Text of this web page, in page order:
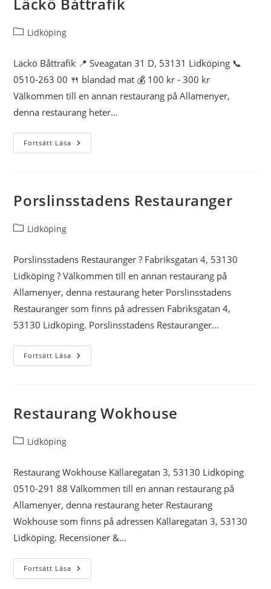
Inn
Restaurang Älven
Hammarö Pizzeria & Grill
Pizzeria
Snitths Hantverksbageri
Josefs Vägkrog och
Pizzeria
Restaurang Chili
Pizza House
Pizzeria Vänge
Inläggskategori:
Lidköping
Läckö Båttrafik 📍 Sveagatan 31 D, 53131 Lidköping 📞
0510-263 00 🍴 blandad mat 💰 100 kr - 300 kr
Välkommen till en annan restaurang på Allamenyer,
denna restaurang heter…
Fortsätt Läsa Läckö
Båttrafik
Porslinsstadens Restauranger
Inläggskategori:
Lidköping
Porslinsstadens Restauranger ? Fabriksgatan 4, 53130
Lidköping ? Välkommen till en annan restaurang på
Allamenyer, denna restaurang heter Porslinsstadens
Restauranger som finns på adressen Fabriksgatan 4,
53130 Lidköping. Porslinsstadens Restauranger…
Fortsätt Läsa Porslinsstadens
Restauranger
Restaurang Wokhouse
Inläggskategori:
Lidköping
Restaurang Wokhouse Källaregatan 3, 53130 Lidköping
0510-291 88 Välkommen till en annan restaurang på
Allamenyer, denna restaurang heter Restaurang
Wokhouse som finns på adressen Källaregatan 3, 53130
Lidköping. Recensioner &…
Fortsätt Läsa Restaurang
Wokhouse